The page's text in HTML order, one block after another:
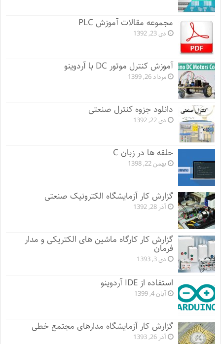
مجموعه مقالات آموزش PLC
دی 23, 1392
آموزش کنترل موتور DC با آردوینو
مرداد 26, 1399
دانلود جزوه کنترل صنعتی
دی 22, 1392
حلقه ها در زبان C
بهمن 22, 1398
گزارش کار آزمایشگاه الکترونیک صنعتی
آذر 28, 1392
گزارش کار کارگاه ماشین های الکتریکی و مدار
فرمان
دی 3, 1393
استفاده از IDE آردوینو
آبان 4, 1399
گزارش کار آزمایشگاه مدارهای مجتمع خطی
آذر 26, 1393